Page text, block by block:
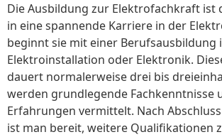
Die Ausbildung zur Elektrofachkraft ist
in eine spannende Karriere in der
beginnt sie mit einer Berufsausbildung
Elektroinstallation oder Elektronik.
dauert normalerweise drei bis
werden grundlegende Fachkenntnisse
Erfahrungen vermittelt. Nach
ist man bereit, weitere Qualifikationen